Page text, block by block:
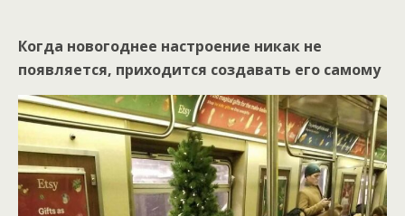
Когда новогоднее настроение никак не
появляется, приходится создавать его самому